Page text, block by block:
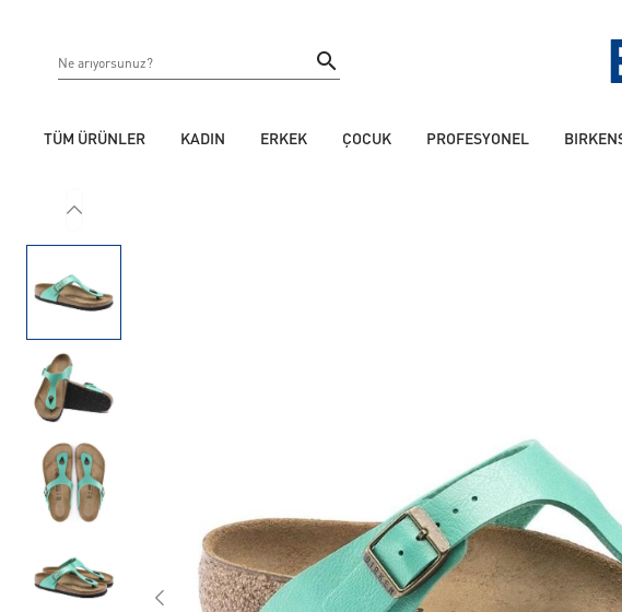
TÜM ÜRÜNLER KADIN ERKEK ÇOCUK PROFESYONEL